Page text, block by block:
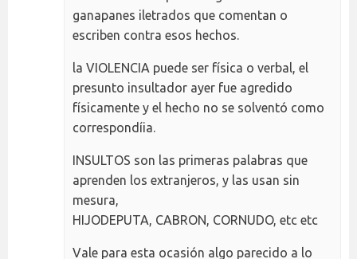
ganapanes iletrados que comentan o
escriben contra esos hechos.
la VIOLENCIA puede ser física o verbal, el
presunto insultador ayer fue agredido
físicamente y el hecho no se solventó como
correspondíia.
INSULTOS son las primeras palabras que
aprenden los extranjeros, y las usan sin
mesura,
HIJODEPUTA, CABRON, CORNUDO, etc etc
Vale para esta ocasión algo parecido a lo